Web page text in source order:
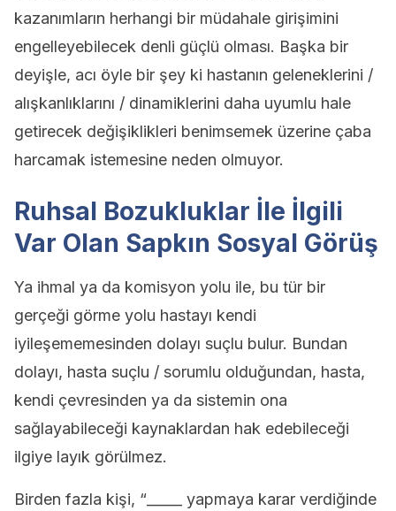
kazanımların herhangi bir müdahale girişimini
engelleyebilecek denli güçlü olması. Başka bir
deyişle, acı öyle bir şey ki hastanın geleneklerini /
alışkanlıklarını / dinamiklerini daha uyumlu hale
getirecek değişiklikleri benimsemek üzerine çaba
harcamak istemesine neden olmuyor.
Ruhsal Bozukluklar İle İlgili
Var Olan Sapkın Sosyal Görüş
Ya ihmal ya da komisyon yolu ile, bu tür bir
gerçeği görme yolu hastayı kendi
iyileşememesinden dolayı suçlu bulur. Bundan
dolayı, hasta suçlu / sorumlu olduğundan, hasta,
kendi çevresinden ya da sistemin ona
sağlayabileceği kaynaklardan hak edebileceği
ilgiye layık görülmez.
Birden fazla kişi, “_____ yapmaya karar verdiğinde